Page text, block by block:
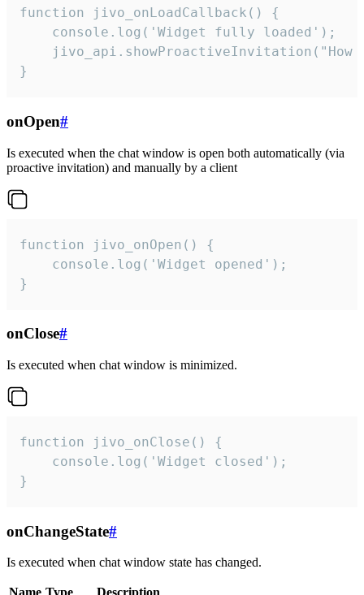
function jivo_onLoadCallback() {
    console.log('Widget fully loaded');
jivo_api.showProactiveInvitation("How
}
onOpen#
Is executed when the chat window is open both automatically (via
proactive invitation) and manually by a client
function jivo_onOpen() {
    console.log('Widget opened');
}
onClose#
Is executed when chat window is minimized.
function jivo_onClose() {
    console.log('Widget closed');
}
onChangeState#
Is executed when chat window state has changed.